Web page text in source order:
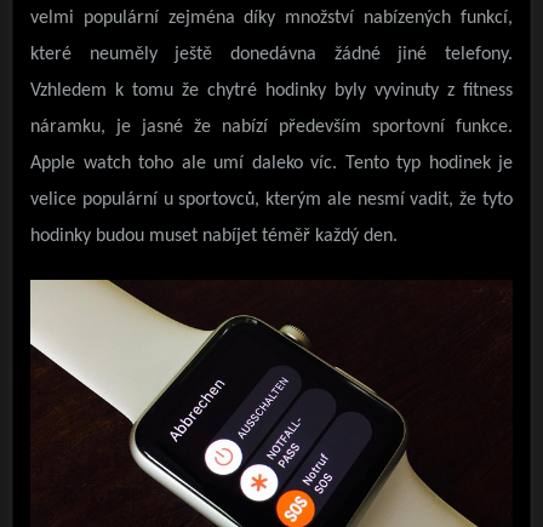
velmi populární zejména díky množství nabízených funkcí,
které neuměly ještě donedávna žádné jiné telefony.
Vzhledem k tomu že chytré hodinky byly vyvinuty z fitness
náramku, je jasné že nabízí především sportovní funkce.
Apple watch toho ale umí daleko víc. Tento typ hodinek je
velice populární u sportovců, kterým ale nesmí vadit, že tyto
hodinky budou muset nabíjet téměř každý den.